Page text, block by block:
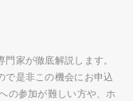
家が徹底解説します。
で是非この機会にお申込
の参加が難しい方や、ホ